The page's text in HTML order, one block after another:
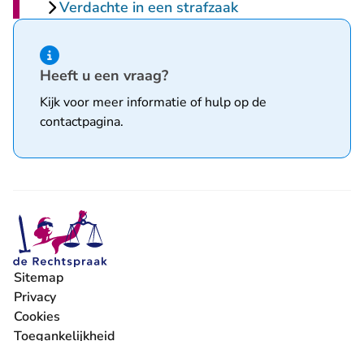
Verdachte in een strafzaak
Hint van type informatie
Heeft u een vraag?
Kijk voor meer informatie of hulp op de
contactpagina.
Sitemap
Privacy
Cookies
Toegankelijkheid